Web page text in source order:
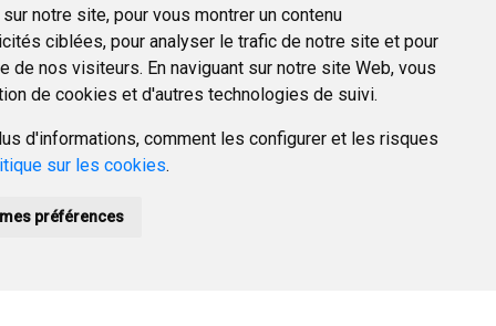
notre site, pour vous montrer un contenu
ciblées, pour analyser le trafic de notre site et pour
de nos visiteurs. En naviguant sur notre site Web, vous
de cookies et d'autres technologies de suivi.
d'informations, comment les configurer et les risques
sur les cookies.
préférences